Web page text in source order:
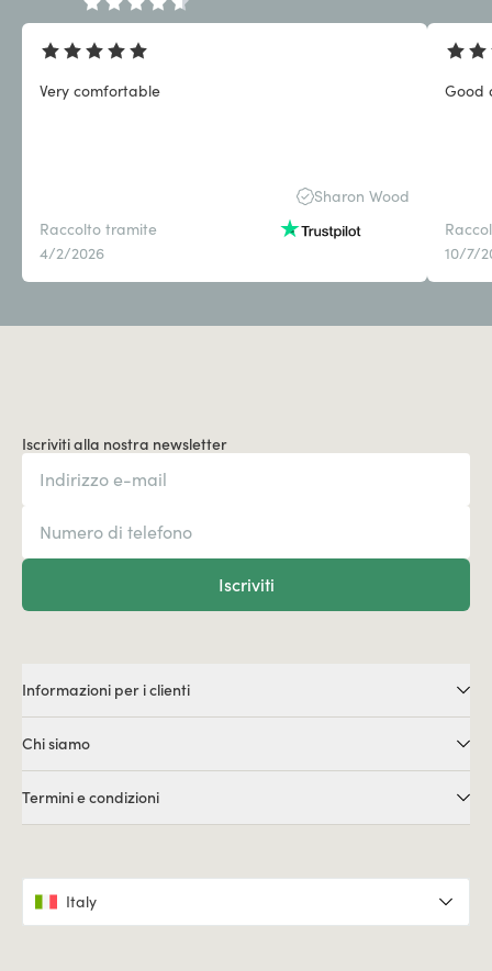
Very comfortable
Sharon Wood
Raccolto tramite
4/2/2026
Good
10/7/
Iscriviti alla nostra newsletter
Iscriviti
Informazioni per i clienti
Chi siamo
Termini e condizioni
Italy